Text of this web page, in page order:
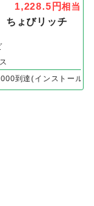
1,228.5円相当
ちょびリッチ
到達(インストール後